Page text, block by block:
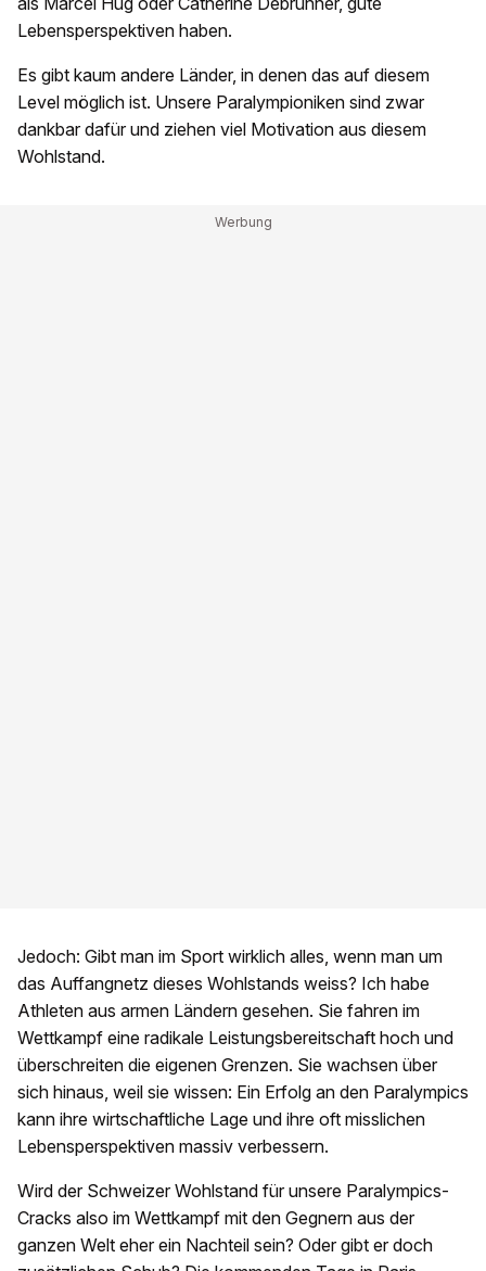
Lebensperspektiven haben.
Es gibt kaum andere Länder, in denen das auf diesem
Level möglich ist. Unsere Paralympioniken sind zwar
dankbar dafür und ziehen viel Motivation aus diesem
Wohlstand.
Jedoch: Gibt man im Sport wirklich alles, wenn man um
das Auffangnetz dieses Wohlstands weiss? Ich habe
Athleten aus armen Ländern gesehen. Sie fahren im
Wettkampf eine radikale Leistungsbereitschaft hoch und
überschreiten die eigenen Grenzen. Sie wachsen über
sich hinaus, weil sie wissen: Ein Erfolg an den Paralympics
kann ihre wirtschaftliche Lage und ihre oft misslichen
Lebensperspektiven massiv verbessern.
Wird der Schweizer Wohlstand für unsere Paralympics-
Cracks also im Wettkampf mit den Gegnern aus der
ganzen Welt eher ein Nachteil sein? Oder gibt er doch